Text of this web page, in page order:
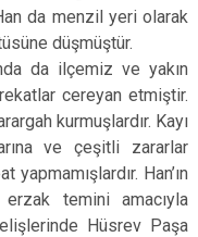
da menzil yeri olarak
düşmüştür.
ilçemiz ve yakın
cereyan etmiştir.
kurmuşlardır. Kayı
ve çeşitli zararlar
Han’ın
temini amacıyla
Hüsrev Paşa